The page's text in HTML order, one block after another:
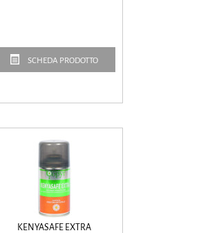
SCHEDA PRODOTTO
KENYASAFE EXTRA